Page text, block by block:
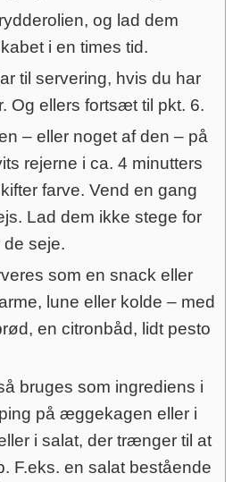
og lad dem
i en times tid.
til servering, hvis du har
Og ellers fortsæt til pkt. 6.
– eller noget af den – på
rejerne i ca. 4 minutters
farve. Vend en gang
Lad dem ikke stege for
seje.
som en snack eller
lune eller kolde – med
en citronbåd, lidt pesto
bruges som ingrediens i
på æggekagen eller i
i salat, der trænger til at
F.eks. en salat bestående